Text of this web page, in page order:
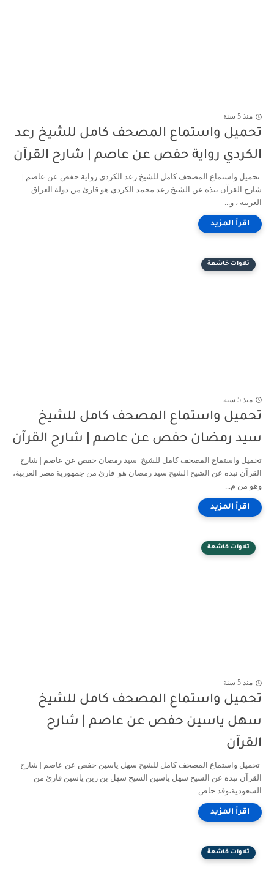
منذ 5 سنة
تحميل واستماع المصحف كامل للشيخ رعد
الكردي رواية حفص عن عاصم | شارح القرآن
تحميل واستماع المصحف كامل للشيخ رعد الكردي رواية حفص عن عاصم |
شارح القرآن نبذه عن الشيخ رعد محمد الكردي هو قارئ من دولة العراق
العربية ، و...
تلاوات خاشعة
منذ 5 سنة
تحميل واستماع المصحف كامل للشيخ
سيد رمضان حفص عن عاصم | شارح القرآن
تحميل واستماع المصحف كامل للشيخ سيد رمضان حفص عن عاصم | شارح
القرآن نبذه عن الشيخ الشيخ سيد رمضان هو قارئ من جمهورية مصر العربية،
وهو من م...
تلاوات خاشعة
منذ 5 سنة
تحميل واستماع المصحف كامل للشيخ
سهل ياسين حفص عن عاصم | شارح
القرآن
تحميل واستماع المصحف كامل للشيخ سهل ياسين حفص عن عاصم | شارح
القرآن نبذه عن الشيخ سهل ياسين الشيخ سهل بن زين ياسين قارئ من
السعودية،وقد حاص...
تلاوات خاشعة